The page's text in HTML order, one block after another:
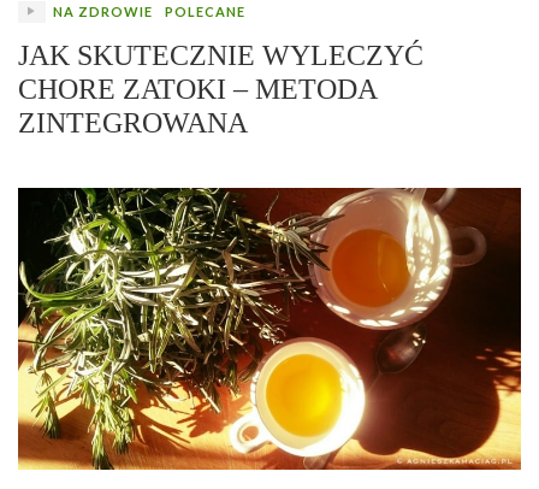
NA ZDROWIE POLECANE
JAK SKUTECZNIE WYLECZYĆ
CHORE ZATOKI – METODA
ZINTEGROWANA